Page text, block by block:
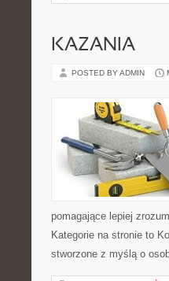
KAZANIA
POSTED BY ADMIN
pomagające lepiej
Kategorie na stronie to
stworzone z myślą o